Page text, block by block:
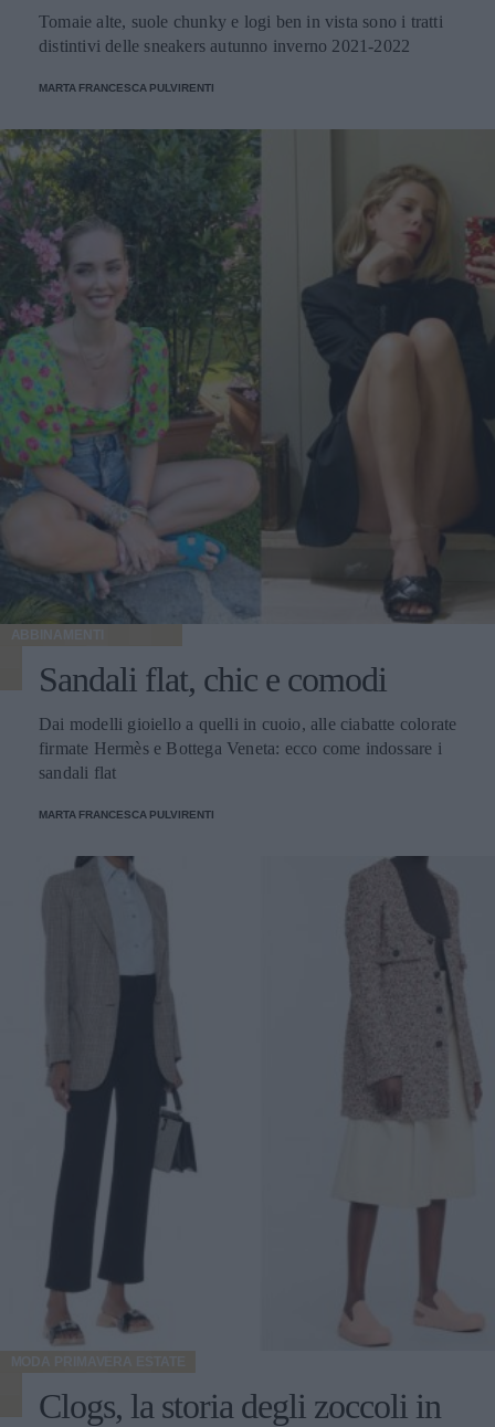
Tomaie alte, suole chunky e logi ben in vista sono i tratti
distintivi delle sneakers autunno inverno 2021-2022
MARTA FRANCESCA PULVIRENTI
ABBINAMENTI
Sandali flat, chic e comodi
Dai modelli gioiello a quelli in cuoio, alle ciabatte colorate
firmate Hermès e Bottega Veneta: ecco come indossare i
sandali flat
MARTA FRANCESCA PULVIRENTI
MODA PRIMAVERA ESTATE
Clogs, la storia degli zoccoli in